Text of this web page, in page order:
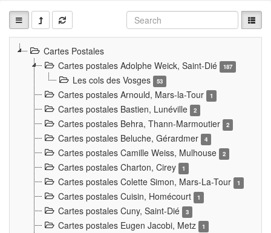
Cartes Postales
Cartes postales Adolphe Weick, Saint-Dié
187
Les cols des Vosges 53
Cartes postales Arnould, Mars-la-Tour 1
Cartes postales Bastien, Lunéville 2
Cartes postales Behra, Thann-Marmoutier 2
Cartes postales Beluche, Gérardmer 4
Cartes postales Camille Weiss, Mulhouse 2
Cartes postales Charton, Cirey 1
Cartes postales Colette Simon, Mars-La-Tour 1
Cartes postales Cuisin, Homécourt 1
Cartes postales Cuny, Saint-Dié 3
Cartes postales Eugen Jacobi, Metz 1